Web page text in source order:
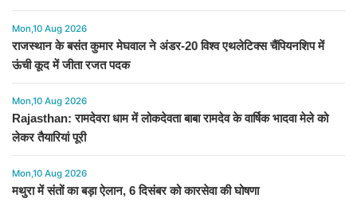
Mon,10 Aug 2026
राजस्थान के बसंत कुमार मेघवाल ने अंडर-20 विश्व एथलेटिक्स चैंपियनशिप में
ऊंची कूद में जीता रजत पदक
Mon,10 Aug 2026
Rajasthan: रामदेवरा धाम में लोकदेवता बाबा रामदेव के वार्षिक भादवा मेले को
लेकर तैयारियां पूरी
Mon,10 Aug 2026
मथुरा में संतों का बड़ा ऐलान, 6 दिसंबर को कारसेवा की घोषणा